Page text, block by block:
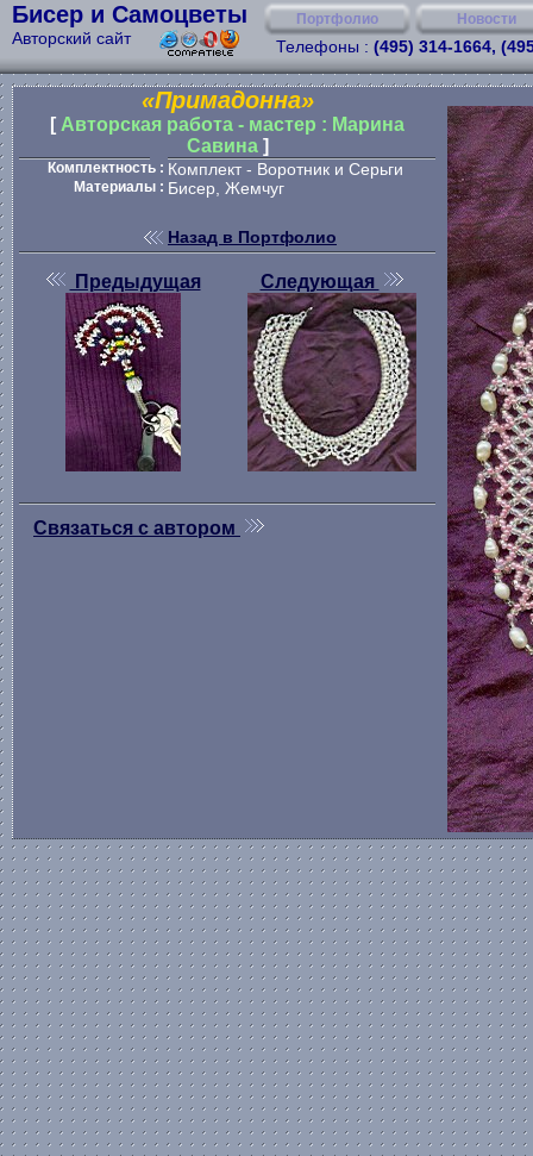
Бисер и Самоцветы
Авторский сайт
Портфолио Новости
Телефоны : (495) 314-1664,
«Примадонна»
[ Авторская работа - мастер : Марина
Савина ]
Комплектность : Комплект - Воротник и Серьги
Материалы : Бисер, Жемчуг
Назад в Портфолио
Предыдущая Следующая
Связаться с автором